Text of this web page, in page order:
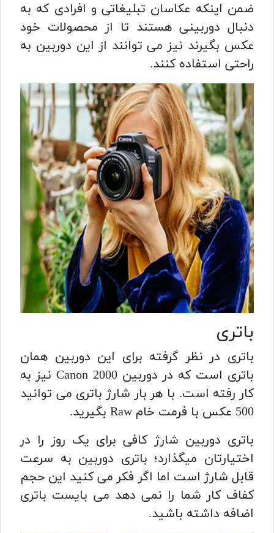
ضمن اینکه عکاسان تبلیغاتی و افرادی که به
دنبال دوربینی هستند تا از محصولات خود
عکس بگیرند نیز می توانند از این دوربین به
راحتی استفاده کنند.
باتری
باتری در نظر گرفته برای این دوربین همان
باتری است که در دوربین Canon 2000 نیز به
کار رفته است. با هر بار شارژ باتری می توانید
500 عکس با فرمت خام Raw بگیرید.
باتری دوربین شارژ کافی برای یک روز را در
اختیارتان میگذارد؛ باتری دوربین به سرعت
قابل شارژ است اما اگر فکر می کنید این حجم
کفاف کار شما را نمی دهد می بایست باتری
اضافه داشته باشید.